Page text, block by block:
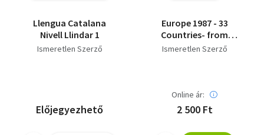
Llengua Catalana
Nivell Llindar 1
Ismeretlen Szerző
Előjegyezhető
Europe 1987 - 33
Countries- from
Portugal to Poland-
Ismeretlen Szerző
Online ár:
2 500 Ft